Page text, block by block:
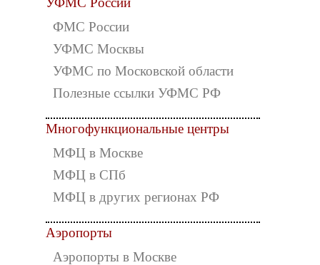
ФМС России
УФМС Москвы
УФМС по Московской области
Полезные ссылки УФМС РФ
Многофункциональные центры
МФЦ в Москве
МФЦ в СПб
МФЦ в других регионах РФ
Аэропорты
Аэропорты в Москве